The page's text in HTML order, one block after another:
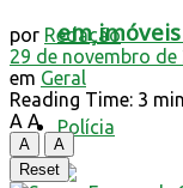
em
Polícia
por Redação
29 de novembro de
em Geral
Reading Time: 3
A A
A
A
Reset